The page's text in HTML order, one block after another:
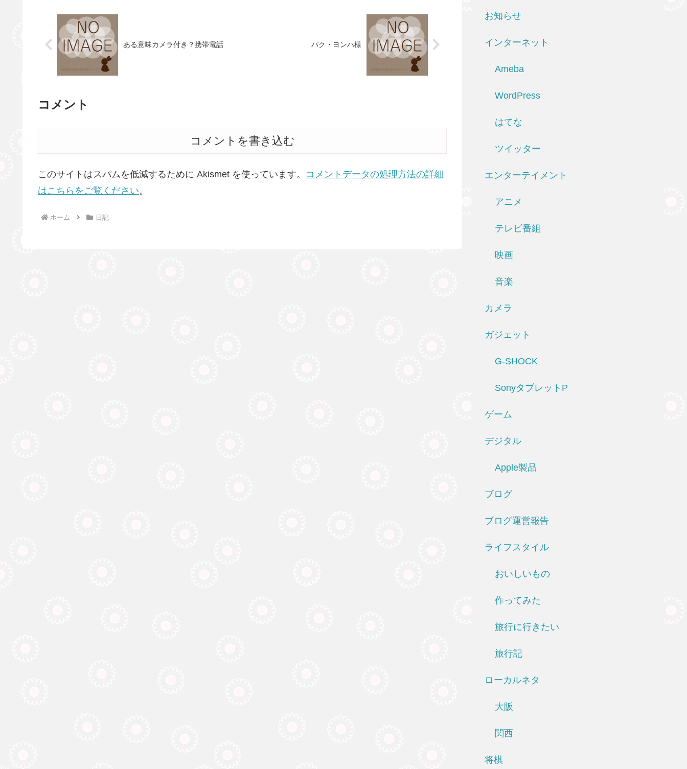
ある意味カメラ付き？携帯電話 パク・ヨンハ様
コメント
コメントを書き込む
このサイトはスパムを低減するために Akismet を使っています。 コメントデータの処理方法の詳細
はこちらをご覧ください。
ホーム 日記
お知らせ
インターネット
Ameba
WordPress
はてな
ツイッター
エンターテイメント
アニメ
テレビ番組
映画
音楽
カメラ
ガジェット
G-SHOCK
SonyタブレットP
ゲーム
デジタル
Apple製品
ブログ
ブログ運営報告
ライフスタイル
おいしいもの
作ってみた
旅行に行きたい
旅行記
ローカルネタ
大阪
関西
将棋